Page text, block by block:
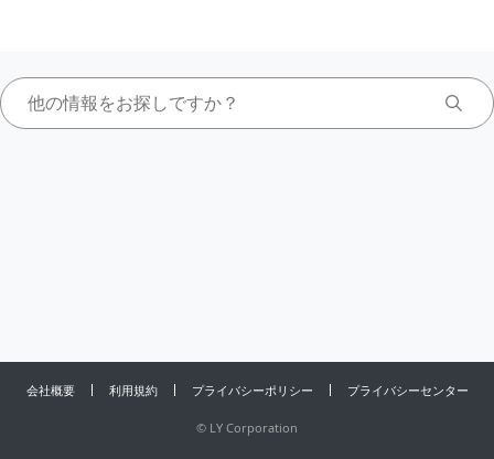
会社概要 利用規約 プライバシーポリシー プライバシーセンター
© LY Corporation